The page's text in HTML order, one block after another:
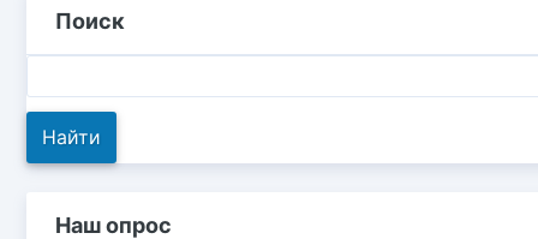
Поиск
Наш опрос